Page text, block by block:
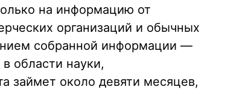
на информацию от
организаций и обычных
собранной информации —
области науки,
займет около девяти месяцев,